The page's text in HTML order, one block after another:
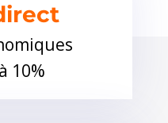
10%